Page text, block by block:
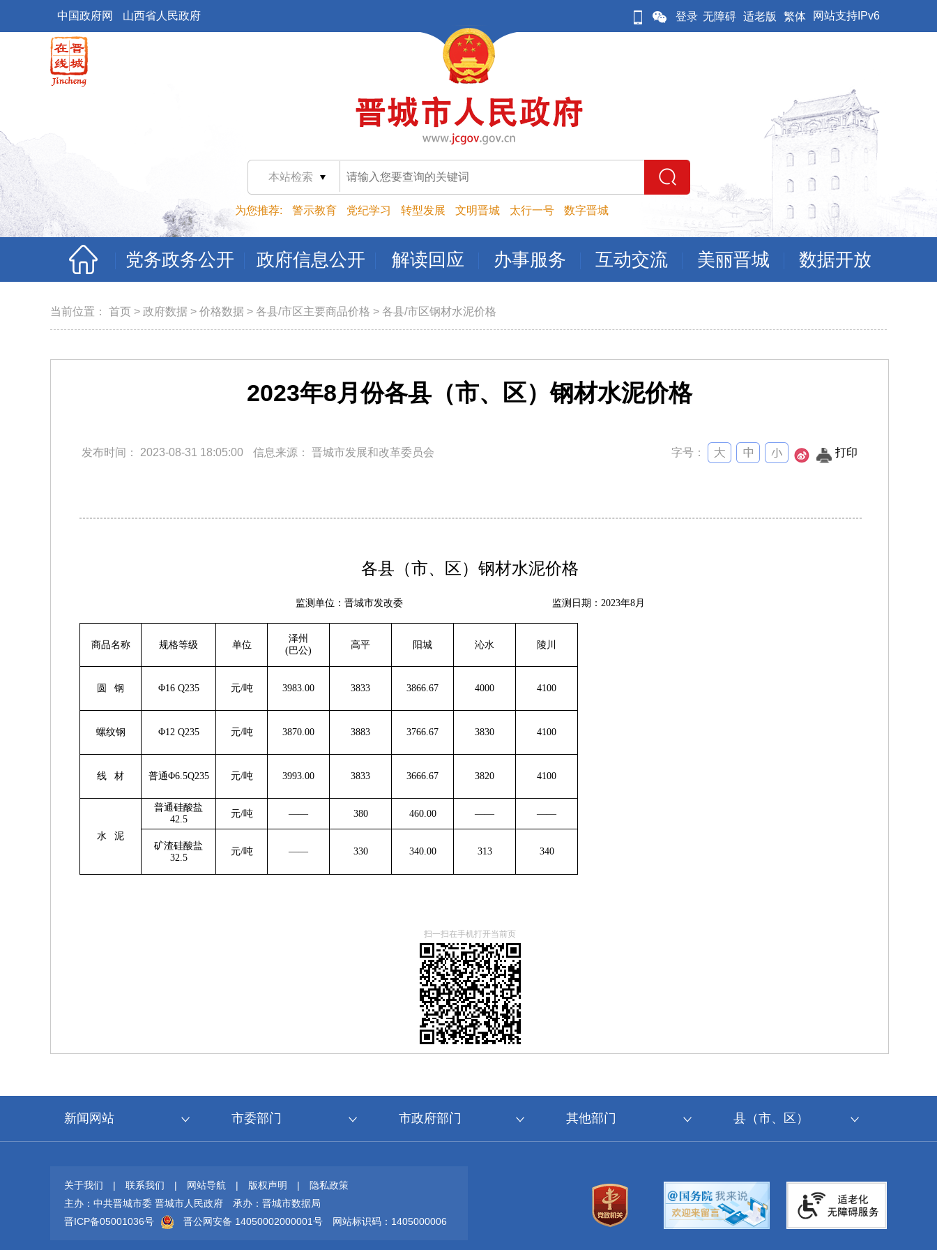
中国政府网 山西省人民政府 登录 无障碍 适老版 繁体 网站支持IPv6
本站检索
为您推荐: 警示教育 党纪学习 转型发展 文明晋城 太行一号 数字晋城
党务政务公开 政府信息公开 解读回应 办事服务 互动交流 美丽晋城 数据开放
当前位置： 首页 > 政府数据 > 价格数据 > 各县/市区主要商品价格 > 各县/市区钢材水泥价格
2023年8月份各县（市、区）钢材水泥价格
发布时间： 2023-08-31 18:05:00 信息来源： 晋城市发展和改革委员会 字号： 打印
各县（市、区）钢材水泥价格
监测单位：晋城市发改委 监测日期： 2023年8月
商品名称 规格等级 单位
泽州
(巴公)
高平 阳城 沁水 陵川
圆 钢 Φ16 Q235 元/吨 3983.00 3833 3866.67 4000 4100
螺纹钢 Φ12 Q235 元/吨 3870.00 3883 3766.67 3830 4100
线 材 普通Φ6.5Q235 元/吨 3993.00 3833 3666.67 3820 4100
水 泥
普通硅酸盐
42.5
元/吨 —— 380 460.00 —— ——
矿渣硅酸盐
32.5
元/吨 —— 330 340.00 313 340
扫一扫在手机打开当前页
新闻网站 市委部门 市政府部门 其他部门 县（市、区）
关于我们 | 联系我们 | 网站导航 | 版权声明 |
隐私政策
主办：中共晋城市委 晋城市人民政府
承办：晋城市数据局
晋ICP备05001036号
晋公网安备 14050002000001号 网站标识码：1405000006